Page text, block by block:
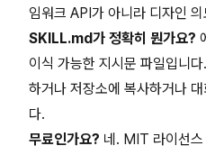
임워크 API가 아니라 디자인
SKILL.md가 정확히 뭔가요?
이식 가능한 지시문 파일입니다.
하거나 저장소에 복사하거나
다.
무료인가요? 네. MIT 라이선스